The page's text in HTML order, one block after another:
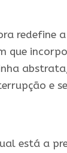
redefine
que
e
está a